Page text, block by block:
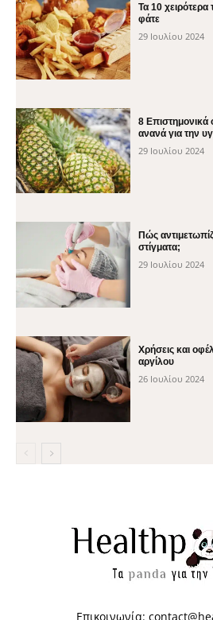
Τα 10 χειρότερα
φάτε
29 Ιουλίου 2024
8 Επιστημονικά
ανανά για την
29 Ιουλίου 2024
Πώς
στίγματα;
29 Ιουλίου 2024
Χρήσεις και
αργίλου
26 Ιουλίου 2024
Επικοινωνία: